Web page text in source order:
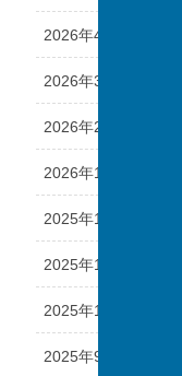
2026年4月
2026年3月
2026年2月
2026年1月
2025年12月
2025年11月
2025年10月
2025年9月